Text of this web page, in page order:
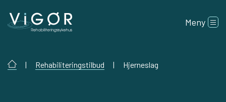
Meny
| Rehabiliteringstilbud | Hjerneslag